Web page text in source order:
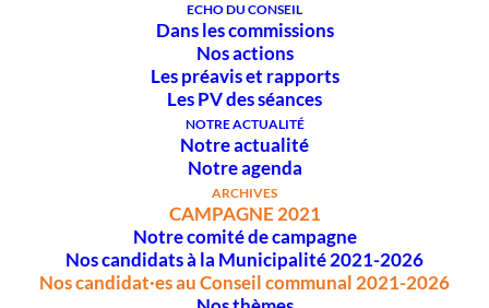
ECHO DU CONSEIL
Dans les commissions
Nos actions
Les préavis et rapports
Les PV des séances
NOTRE ACTUALITÉ
Notre actualité
Notre agenda
ARCHIVES
CAMPAGNE 2021
Notre comité de campagne
Nos candidats à la Municipalité 2021-2026
Nos candidat·es au Conseil communal 2021-2026
Votez la liste n° 3